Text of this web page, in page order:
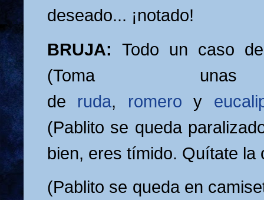
deseado... ¡notado!
BRUJA: Todo un caso
(Toma
de ruda, romero y
(Pablito se queda
bien, eres tímido. Quítate la
(Pablito se queda en